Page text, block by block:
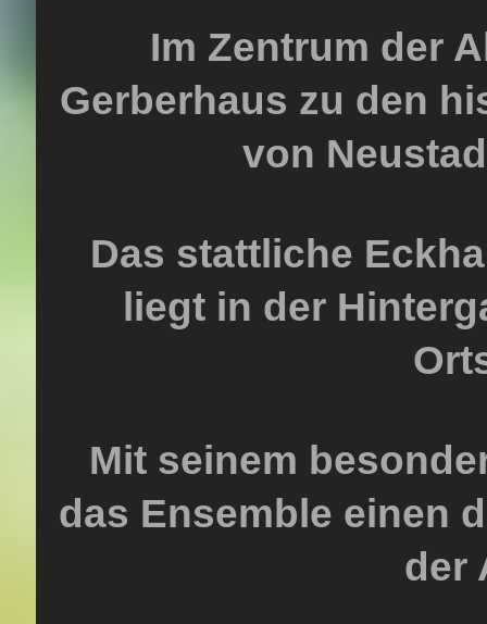
Im Zentrum der
Gerberhaus zu den
von
Das stattliche
liegt in der
Mit seinem
das Ensemble einen
der